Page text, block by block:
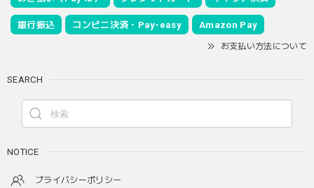
銀行振込 コンビニ決済・Pay-easy Amazon Pay
お支払い方法について
SEARCH
NOTICE
プライバシーポリシー